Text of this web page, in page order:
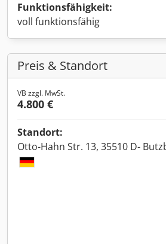
Funktionsfähigkeit:
voll funktionsfähig
Preis & Standort
VB zzgl. MwSt.
4.800 €
Standort:
Otto-Hahn Str. 13, 35510 D-